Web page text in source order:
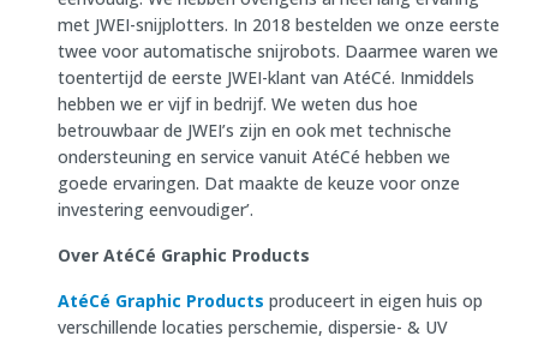
met JWEI-snijplotters. In 2018 bestelden we onze eerste
twee voor automatische snijrobots. Daarmee waren we
toentertijd de eerste JWEI-klant van AtéCé. Inmiddels
hebben we er vijf in bedrijf. We weten dus hoe
betrouwbaar de JWEI’s zijn en ook met technische
ondersteuning en service vanuit AtéCé hebben we
goede ervaringen. Dat maakte de keuze voor onze
investering eenvoudiger’.
Over AtéCé Graphic Products
AtéCé Graphic Products produceert in eigen huis op
verschillende locaties perschemie, dispersie- & UV